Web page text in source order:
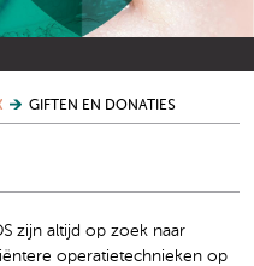
GIFTEN EN DONATIES
zijn altijd op zoek naar
operatietechnieken op